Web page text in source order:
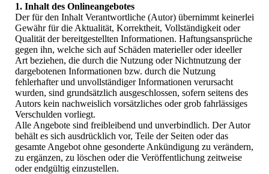
1. Inhalt des Onlineangebotes
Der für den Inhalt Verantwortliche (Autor) übernimmt keinerlei
Gewähr für die Aktualität, Korrektheit, Vollständigkeit oder
Qualität der bereitgestellten Informationen. Haftungsansprüche
gegen ihn, welche sich auf Schäden materieller oder ideeller
Art beziehen, die durch die Nutzung oder Nichtnutzung der
dargebotenen Informationen bzw. durch die Nutzung
fehlerhafter und unvollständiger Informationen verursacht
wurden, sind grundsätzlich ausgeschlossen, sofern seitens des
Autors kein nachweislich vorsätzliches oder grob fahrlässiges
Verschulden vorliegt.
Alle Angebote sind freibleibend und unverbindlich. Der Autor
behält es sich ausdrücklich vor, Teile der Seiten oder das
gesamte Angebot ohne gesonderte Ankündigung zu verändern,
zu ergänzen, zu löschen oder die Veröffentlichung zeitweise
oder endgültig einzustellen.